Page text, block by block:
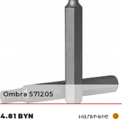
Ombra 571205
4.81 BYN наличие: